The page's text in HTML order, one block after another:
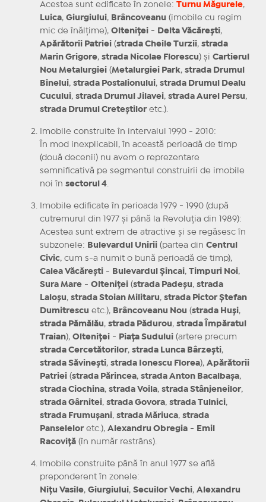
Acestea sunt edificate în zonele: Turnu Măgurele,
Luica, Giurgiului, Brâncoveanu (imobile cu regim
mic de înălțime), Olteniței- Delta Văcărești,
Apărătorii Patriei(strada Cheile Turzii, strada
Marin Grigore, strada Nicolae Florescu) și Cartierul
Nou Metalurgiei(Metalurgiei Park, strada Drumul
Binelui, strada Postalionului, strada Drumul Dealu
Cucului, strada Drumul Jilavei, strada Aurel Persu,
strada Drumul Creteștiloretc.).
Imobile construite în intervalul 1990 - 2010:
În mod inexplicabil, în această perioadă de timp
(două decenii) nu avem o reprezentare
semnificativă pe segmentul construirii de imobile
noi în sectorul 4.
Imobile edificate în perioada 1979 - 1990 (după
cutremurul din 1977 și până la Revoluția din 1989):
Acestea sunt extrem de atractive și se regăsesc în
subzonele:
Bulevardul Unirii(partea din Centrul
Civic, cum s-a numit o bună perioadă de timp),
Calea Văcărești- Bulevardul Șincai, Timpuri Noi,
Sura Mare- Olteniței(strada Padeșu, strada
Laloșu, strada Stoian Militaru, strada Pictor Ștefan
Dumitrescu etc.), Brâncoveanu Nou (strada Huși,
strada Pămălău, strada Pădurou, strada Împăratul
Traian), Olteniței- Piața Sudului(artere precum
strada Cercetătorilor, strada Lunca Bârzești,
strada Săvinești, strada Ionescu Florea), Apărătorii
Patriei(strada Părincea, strada Anton Bacalbașa,
strada Ciochina, strada Voila, strada Stânjeneilor,
strada Gârnitei, strada Govora, strada Tulnici,
strada Frumușani, strada Măriuca, strada
Panseleloretc.), Alexandru Obregia-
Emil
Racoviță(în număr restrâns).
Imobile construite până în anul 1977 se află
preponderent în zonele:
Nițu Vasile, Giurgiului, Secuilor Vechi, Alexandru